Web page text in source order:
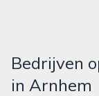
Bedrijven
in Arnhem